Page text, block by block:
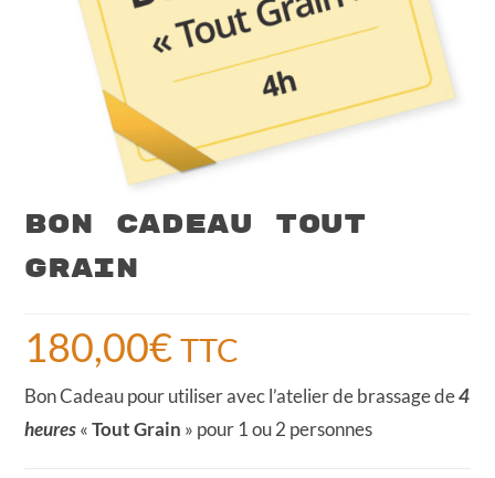
Bon Cadeau Tout
Grain
180,00€ TTC
Bon Cadeau pour utiliser avec l’atelier de brassage de4
heures«Tout Grain » pour 1 ou 2 personnes